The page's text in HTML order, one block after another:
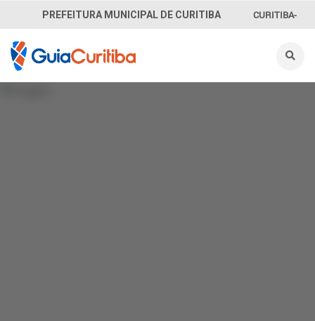
PREFEITURA MUNICIPAL DE CURITIBA CURITIBA-